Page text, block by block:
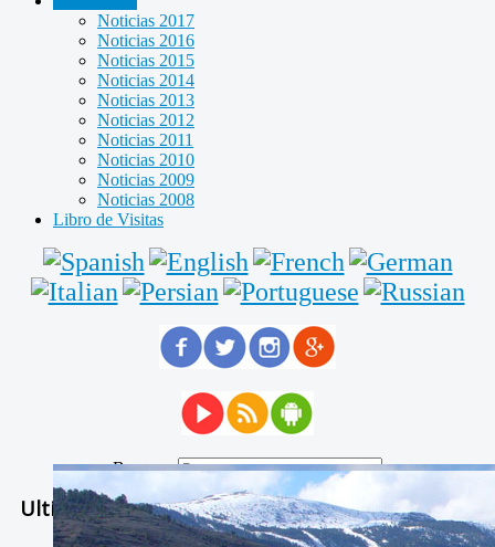
Noticias 2017
Noticias 2016
Noticias 2015
Noticias 2014
Noticias 2013
Noticias 2012
Noticias 2011
Noticias 2010
Noticias 2009
Noticias 2008
Libro de Visitas
Buscar...
Ultimas Noticias